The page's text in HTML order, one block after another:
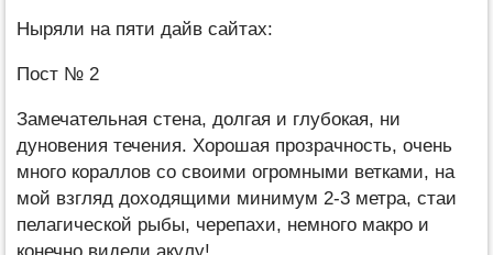
Ныряли на пяти дайв сайтах:
Пост № 2
Замечательная стена, долгая и глубокая, ни
дуновения течения. Хорошая прозрачность, очень
много кораллов со своими огромными ветками, на
мой взгляд доходящими минимум 2-3 метра, стаи
пелагической рыбы, черепахи, немного макро и